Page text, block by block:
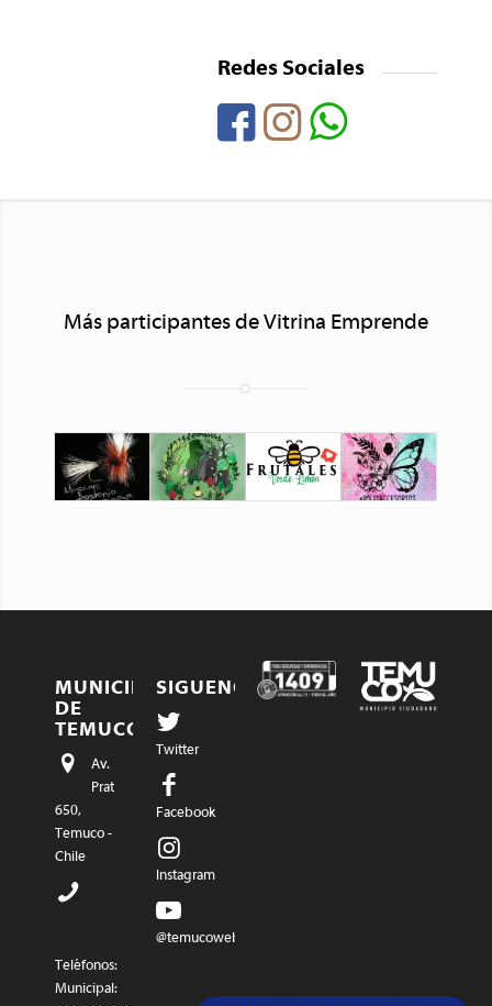
Redes Sociales
Más participantes de Vitrina Emprende
MUNICIPALIDAD
DE
TEMUCO
Av.
Prat
650,
Temuco -
Chile
Teléfonos:
Municipal:
SIGUENOS…
Twitter
Facebook
Instagram
@temucowebvideos